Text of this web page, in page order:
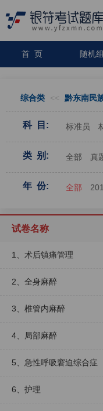
首 页 随机
综合类 << 黔东南民
科 目: 标准员
类 别: 全部 真
年 份: 全部
试卷名称
1、术后镇痛管理
2、全身麻醉
3、椎管内麻醉
4、局部麻醉
5、急性呼吸窘迫综合症
6、护理